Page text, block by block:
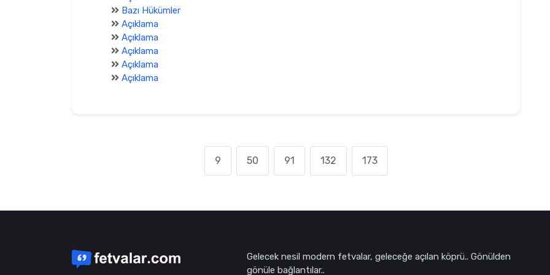
Bazı Hükümler
Açıklama
Açıklama
Açıklama
Açıklama
Açıklama
9 50 91 132 173
Gelecek nesil modern fetvalar, geleceğe açılan köprü.. Gönülden
gönüle bağlantılar..